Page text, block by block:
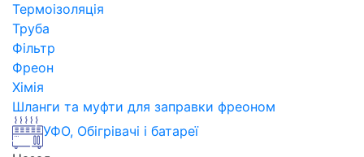
Термоізоляція
Труба
Фільтр
Фреон
Хімія
Шланги та муфти для заправки фреоном
УФО, Обігрівачі і батареї